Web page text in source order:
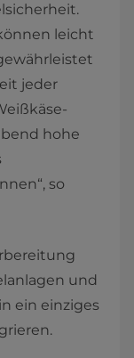
leicht
jeder
hohe
so
und
ein einziges